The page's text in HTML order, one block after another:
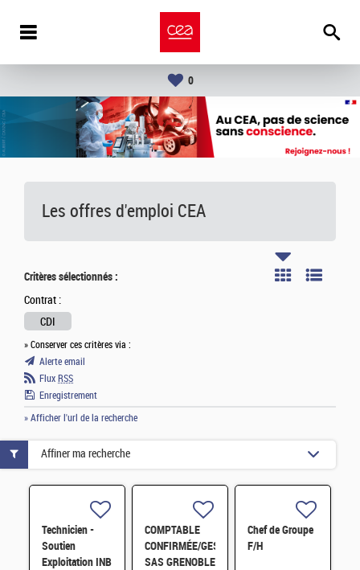
0
Les offres d'emploi CEA
Critères sélectionnés :
Contrat :
CDI
» Conserver ces critères via :
Alerte email
Flux RSS
Enregistrement
» Afficher l'url de la recherche
Technicien -
Soutien
Exploitation INB
COMPTABLE
CONFIRMÉE/GESTIONNAIRE
SAS GRENOBLE
Chef de Groupe
F/H
Affiner ma recherche